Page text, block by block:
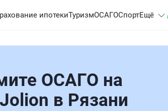
ипотекиТуризмОСАГОСпортЕщё
ОСАГО на
в Рязани